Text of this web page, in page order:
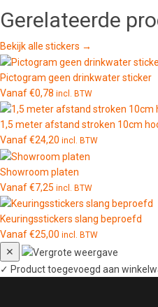
Gerelateerde
Bekijk alle stickers →
Pictogram geen drinkwater sticker
Vanaf€0,78 incl. BTW
1,5 meter afstand stroken 10cm
Vanaf€24,20 incl. BTW
Showroom platen
Vanaf€7,25 incl. BTW
Keuringsstickers slang beproefd
Vanaf€25,00 incl. BTW
✕
✓ Product toegevoegd aan